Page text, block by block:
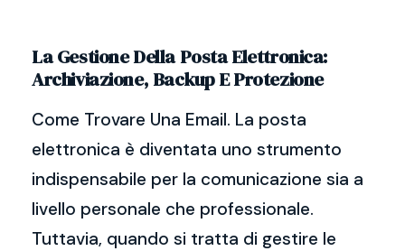
La Gestione Della Posta Elettronica:
Archiviazione, Backup E Protezione
Come Trovare Una Email. La posta
elettronica è diventata uno strumento
indispensabile per la comunicazione sia a
livello personale che professionale.
Tuttavia, quando si tratta di gestire le